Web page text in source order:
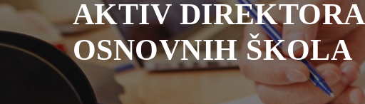
AKTIV DIREKTORA
OSNOVNIH ŠKOLA